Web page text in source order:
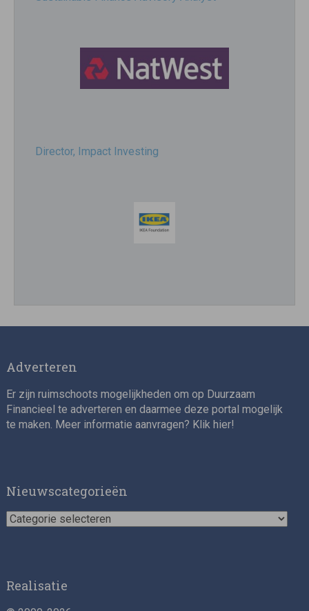
Director, Impact Investing
Impact consultant (manager)
Adverteren
Er zijn ruimschoots mogelijkheden om op Duurzaam
Financieel te adverteren en daarmee deze portal mogelijk
te maken. Meer informatie aanvragen? Klik hier!
Nieuwscategorieën
Nieuwscategorieën
Realisatie